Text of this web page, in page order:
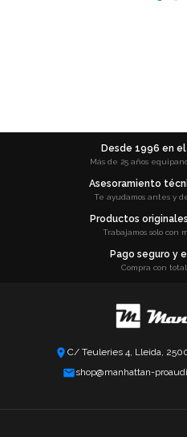
Desde 1996 en
Más de 25 años
Asesoramiento
Te ayudamos antes y
Productos
Trabajamos solo con
Pago seguro y
Compra con
C/ Teuleries 4, Lleida,
shop@manhattan-